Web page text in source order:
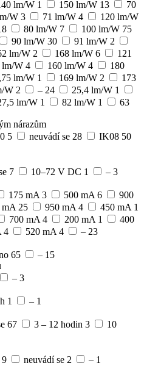
lm/W 1 150 lm/W 13
70
W 3 71 lm/W 4
120 lm/W
80 lm/W 7 100 lm/W 75
90 lm/W 30 91 lm/W 2
lm/W 2 168 lm/W 6
121
lm/W 4 160 lm/W 4
180
lm/W 1 169 lm/W 2
173
W 2 – 24 25,4 lm/W 1
lm/W 1 82 lm/W 1
63
nárazům
5 neuvádí se 28 IK08 50
7 10–72 V DC 1 – 3
175 mA 3 500 mA 6
900
mA 25 950 mA 4 450 mA 1
700 mA 4 200 mA 1
400
4 520 mA 4 – 23
65 – 15
– 3
1 – 1
67 3 – 12 hodin 3
10
9 neuvádí se 2 – 1